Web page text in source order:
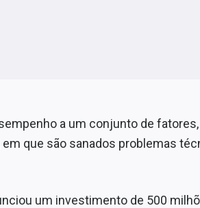
a um conjunto de
em que são sanados problemas
um investimento de 500